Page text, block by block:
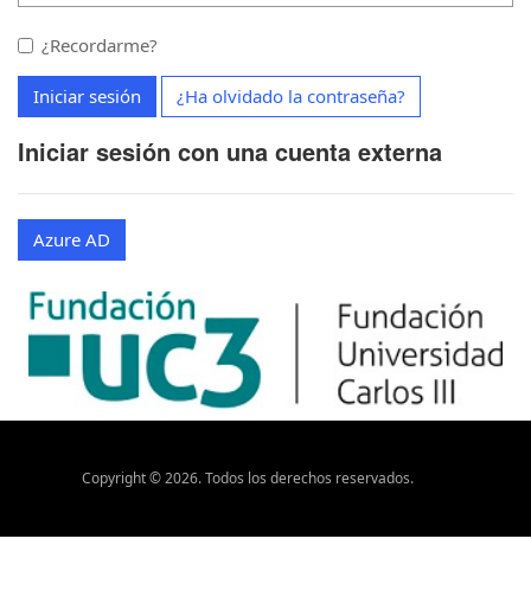
¿Recordarme?
Iniciar sesión ¿Ha olvidado la contraseña?
Iniciar sesión con una cuenta externa
Azure AD
Copyright ©2026. Todos los derechos reservados.